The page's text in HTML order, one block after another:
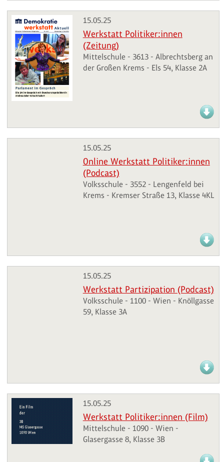
15.05.25
Werkstatt Politiker:innen
(Zeitung)
Mittelschule - 3613 - Albrechtsberg an
der Großen Krems - Els 54, Klasse 2A
15.05.25
Online Werkstatt Politiker:innen
(Podcast)
Volksschule - 3552 - Lengenfeld bei
Krems - Kremser Straße 13, Klasse 4KL
15.05.25
Werkstatt Partizipation (Podcast)
Volksschule - 1100 - Wien - Knöllgasse
59, Klasse 3A
15.05.25
Werkstatt Politiker:innen (Film)
Mittelschule - 1090 - Wien -
Glasergasse 8, Klasse 3B